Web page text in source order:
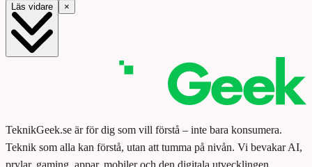
Läs vidare ×
TeknikGeek.se är för dig som vill förstå – inte bara konsumera.
Teknik som alla kan förstå, utan att tumma på nivån. Vi bevakar AI,